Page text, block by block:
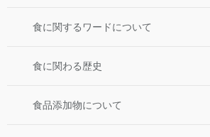
食に関するワードについて
食に関わる歴史
食品添加物について